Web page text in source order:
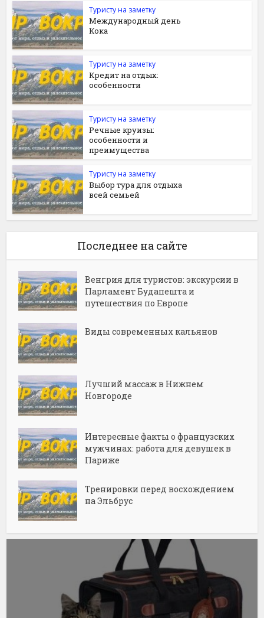
Туристу на заметку
Международный день
Кока
Туристу на заметку
Кредит на отдых:
особенности
Туристу на заметку
Речные круизы:
особенности и
преимущества
Туристу на заметку
Выбор тура для отдыха
всей семьей
Последнее на сайте
Венгрия для туристов: экскурсии в
Парламент Будапешта и
путешествия по Европе
Виды современных кальянов
Лучший массаж в Нижнем
Новгороде
Интересные факты о французских
мужчинах: работа для девушек в
Париже
Тренировки перед восхождением
на Эльбрус